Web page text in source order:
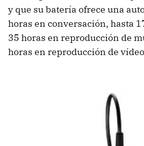
y que su batería ofrece una
horas en conversación, hasta
35 horas en reproducción de
horas en reproducción de